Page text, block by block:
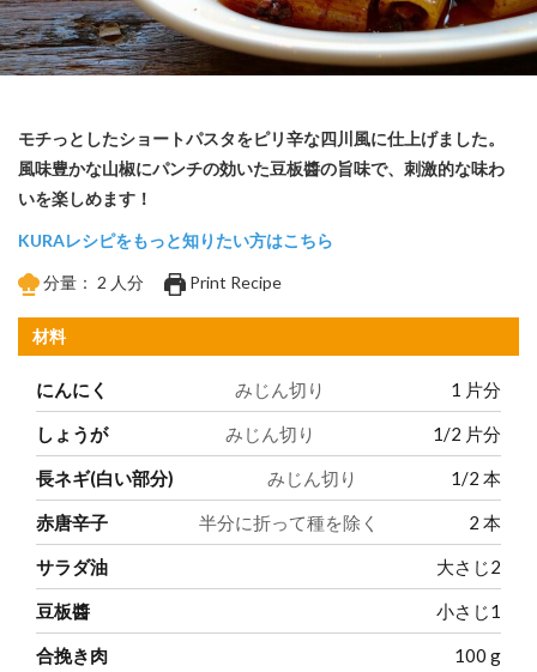
モチっとしたショートパスタをピリ辛な四川風に仕上げました。
風味豊かな山椒にパンチの効いた豆板醬の旨味で、刺激的な味わ
いを楽しめます！
KURAレシピをもっと知りたい方はこちら
分量： 2 人分 Print Recipe
材料
にんにく みじん切り 1 片分
しょうが みじん切り 1/2 片分
長ネギ(白い部分) みじん切り 1/2 本
赤唐辛子 半分に折って種を除く 2 本
サラダ油 大さじ2
豆板醬 小さじ1
合挽き肉 100 g